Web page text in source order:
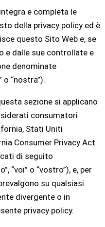
e completa le
della privacy policy ed è
questo Sito Web e, se
e dalle sue controllate e
denominate
o “nostra”).
sezione si applicano
consumatori
Stati Uniti
Consumer Privacy Act
di seguito
“voi” o “vostro”), e, per
su qualsiasi
divergente o in
privacy policy.